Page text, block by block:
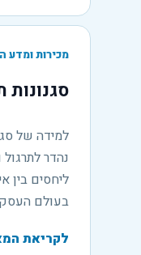
מכירות ומדע
למידה של
נהדר
ליחסים בין
בעולם
לקריאת